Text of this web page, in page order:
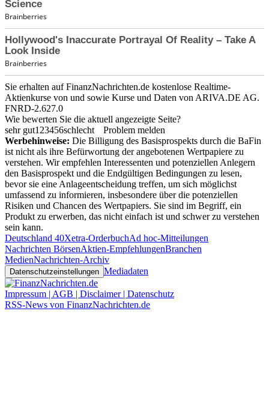
Sie erhalten auf FinanzNachrichten.de kostenlose Realtime-
Aktienkurse von und sowie Kurse und Daten von ARIVA.DE AG.
FNRD-2.627.0
Wie bewerten Sie die aktuell angezeigte Seite?
sehr gut1 23456schlecht
Problem melden
Werbehinweise: Die Billigung des Basisprospekts durch die BaFin
ist nicht als ihre Befürwortung der angebotenen Wertpapiere zu
verstehen. Wir empfehlen Interessenten und potenziellen Anlegern
den Basisprospekt und die Endgültigen Bedingungen zu lesen,
bevor sie eine Anlageentscheidung treffen, um sich möglichst
umfassend zu informieren, insbesondere über die potenziellen
Risiken und Chancen des Wertpapiers. Sie sind im Begriff, ein
Produkt zu erwerben, das nicht einfach ist und schwer zu verstehen
sein kann.
Deutschland 40Xetra-OrderbuchAd hoc-Mitteilungen
Nachrichten BörsenAktien-EmpfehlungenBranchen
MedienNachrichten-Archiv
Datenschutzeinstellungen Mediadaten
Impressum | AGB | Disclaimer | Datenschutz
RSS-News von FinanzNachrichten.de